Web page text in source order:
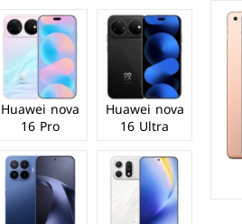
Huawei nova
16 Ultra
Huawei nova
16 Pro